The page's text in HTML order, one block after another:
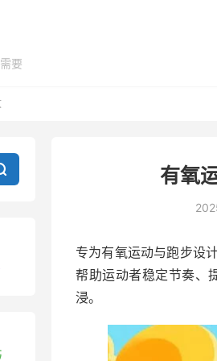
要
有氧
专为有氧运动与跑步设
帮助运动者稳定节奏、
浸。